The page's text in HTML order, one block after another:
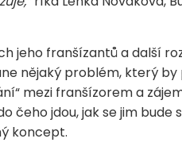
jeho franšízantů a další
nějaký problém, který
mezi franšízorem a
čeho jdou, jak se jim bude
koncept.